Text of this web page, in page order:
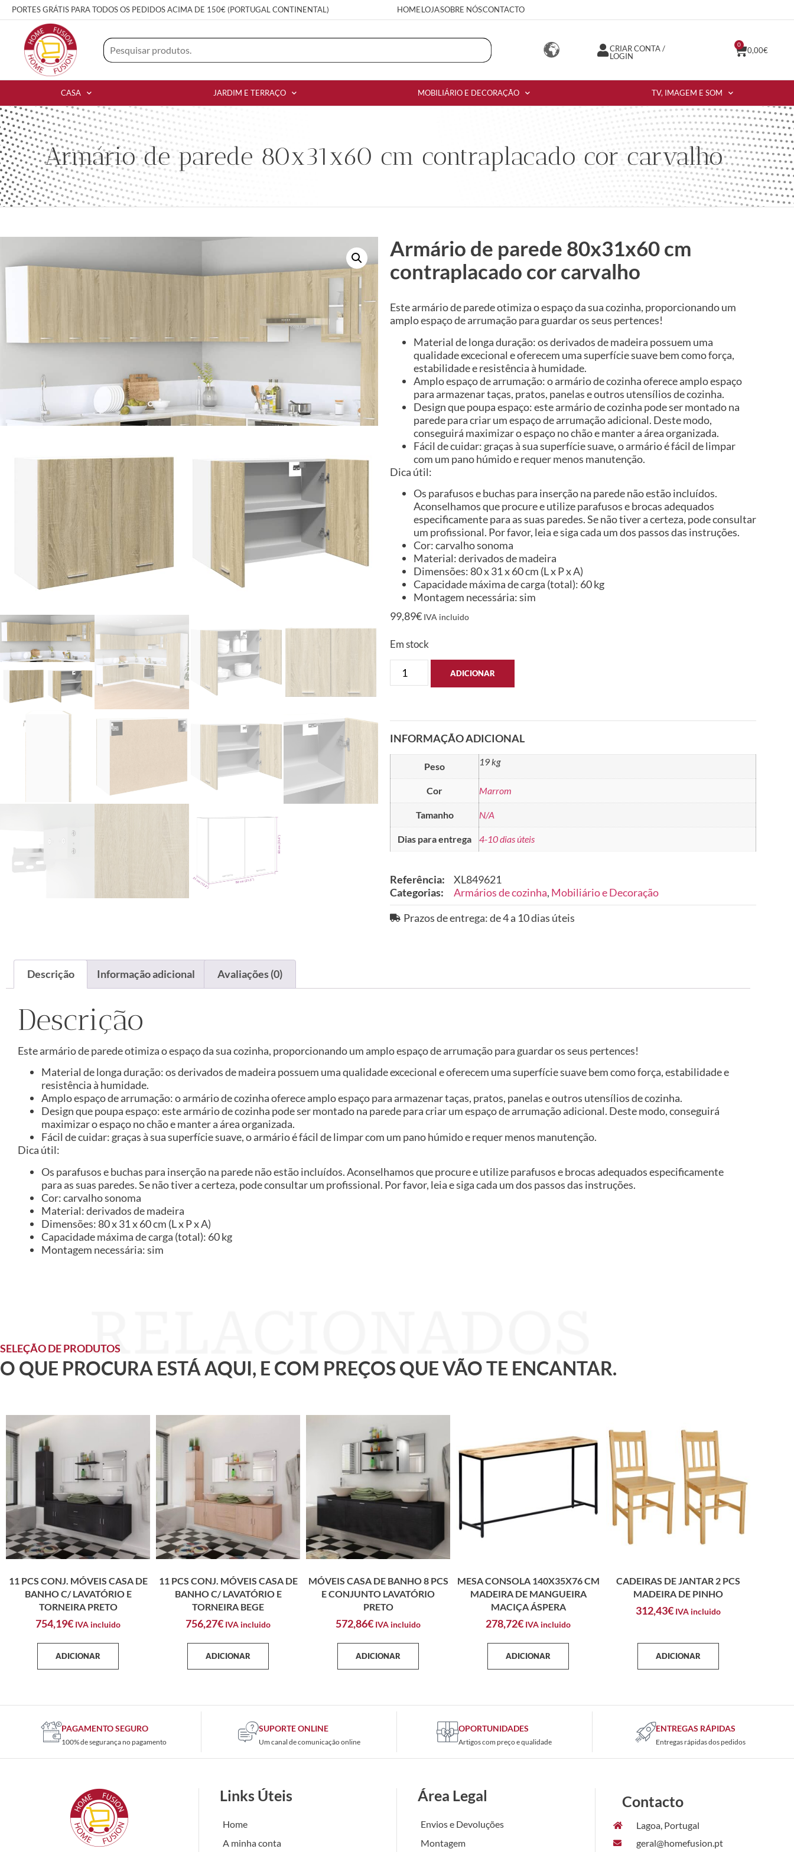
PORTES GRÁTIS PARA TODOS OS PEDIDOS ACIMA DE 150€ (PORTUGAL CONTINENTAL) HOMELOJASOBRE NÓSCONTACTO
CRIAR CONTA /
LOGIN
0,00€
0
CASA JARDIM E TERRAÇO MOBILIÁRIO E DECORAÇÃO TV, IMAGEM E SOM
Armário de parede 80x31x60 cm contraplacado cor carvalho
Armário de parede 80x31x60 cm
contraplacado cor carvalho
Este armário de parede otimiza o espaço da sua cozinha, proporcionando um
amplo espaço de arrumação para guardar os seus pertences!
Material de longa duração: os derivados de madeira possuem uma
qualidade excecional e oferecem uma superfície suave bem como força,
estabilidade e resistência à humidade.
Amplo espaço de arrumação: o armário de cozinha oferece amplo espaço
para armazenar taças, pratos, panelas e outros utensílios de cozinha.
Design que poupa espaço: este armário de cozinha pode ser montado na
parede para criar um espaço de arrumação adicional. Deste modo,
conseguirá maximizar o espaço no chão e manter a área organizada.
Fácil de cuidar: graças à sua superfície suave, o armário é fácil de limpar
com um pano húmido e requer menos manutenção.
Dica útil:
Os parafusos e buchas para inserção na parede não estão incluídos.
Aconselhamos que procure e utilize parafusos e brocas adequados
especificamente para as suas paredes. Se não tiver a certeza, pode consultar
um profissional. Por favor, leia e siga cada um dos passos das instruções.
Cor: carvalho sonoma
Material: derivados de madeira
Dimensões: 80 x 31 x 60 cm (L x P x A)
Capacidade máxima de carga (total): 60 kg
Montagem necessária: sim
99,89€ IVA incluido
Em stock
ADICIONAR
INFORMAÇÃO ADICIONAL
Peso 19 kg
Cor Marrom
Tamanho N/A
Dias para entrega 4-10 dias úteis
Referência:
XL849621
Categorias:
Armários de cozinha, Mobiliário e Decoração
Prazos de entrega: de 4 a 10 dias úteis
Descrição Informação adicional Avaliações (0)
Descrição
Este armário de parede otimiza o espaço da sua cozinha, proporcionando um amplo espaço de arrumação para guardar os seus pertences!
Material de longa duração: os derivados de madeira possuem uma qualidade excecional e oferecem uma superfície suave bem como força, estabilidade e
resistência à humidade.
Amplo espaço de arrumação: o armário de cozinha oferece amplo espaço para armazenar taças, pratos, panelas e outros utensílios de cozinha.
Design que poupa espaço: este armário de cozinha pode ser montado na parede para criar um espaço de arrumação adicional. Deste modo, conseguirá
maximizar o espaço no chão e manter a área organizada.
Fácil de cuidar: graças à sua superfície suave, o armário é fácil de limpar com um pano húmido e requer menos manutenção.
Dica útil:
Os parafusos e buchas para inserção na parede não estão incluídos. Aconselhamos que procure e utilize parafusos e brocas adequados especificamente
para as suas paredes. Se não tiver a certeza, pode consultar um profissional. Por favor, leia e siga cada um dos passos das instruções.
Cor: carvalho sonoma
Material: derivados de madeira
Dimensões: 80 x 31 x 60 cm (L x P x A)
Capacidade máxima de carga (total): 60 kg
Montagem necessária: sim
SELEÇÃO DE PRODUTOS
O QUE PROCURA ESTÁ AQUI, E COM PREÇOS QUE VÃO TE ENCANTAR.
11 PCS CONJ. MÓVEIS CASA DE
BANHO C/ LAVATÓRIO E
TORNEIRA PRETO
754,19€ IVA incluido
ADICIONAR
11 PCS CONJ. MÓVEIS CASA DE
BANHO C/ LAVATÓRIO E
TORNEIRA BEGE
756,27€ IVA incluido
ADICIONAR
MÓVEIS CASA DE BANHO 8 PCS
E CONJUNTO LAVATÓRIO
PRETO
572,86€ IVA incluido
ADICIONAR
MESA CONSOLA 140X35X76 CM
MADEIRA DE MANGUEIRA
MACIÇA ÁSPERA
278,72€ IVA incluido
ADICIONAR
CADEIRAS DE JANTAR 2 PCS
MADEIRA DE PINHO
312,43€ IVA incluido
ADICIONAR
PAGAMENTO SEGURO
100% de segurança no pagamento
SUPORTE ONLINE
Um canal de comunicação online
OPORTUNIDADES
Artigos com preço e qualidade
ENTREGAS RÁPIDAS
Entregas rápidas dos pedidos
Links Úteis
Home
A minha conta
Área Legal
Envios e Devoluções
Montagem
Contacto
Lagoa, Portugal
geral@homefusion.pt